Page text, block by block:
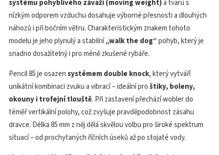
systému pohyblivého závaží (moving weight)a tvaru s
nízkým odporem vzduchu dosahuje výborné přesnosti a dlouhých
náhozů i při bočním větru. Charakteristickým znakem tohoto
modelu je jeho plynulý a stabilní„walk the dog“pohyb, který je
snadno dosažitelný i pro méně zkušené rybáře.
Pencil 85 je osazensystémem double knock, který vytváří
unikátní kombinaci zvuku a vibrací – ideální proštiky, boleny,
okouny i trofejní tlouště. Při zastavení přechází wobler do
téměř vertikální polohy, což zvyšuje pravděpodobnost zásahu
dravce. Délka 85 mm z něj dělá skvělou volbu pro široké spektrum
situací – od prochytaných říčních úseků až po stojaté vody.